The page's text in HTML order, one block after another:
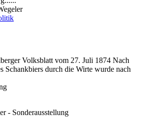
Volksblatt vom 27. Juli 1874 Nach
Schankbiers durch die Wirte wurde nach